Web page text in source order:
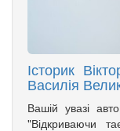
Історик
Василія
Вашій увазі
"Відкриваючи